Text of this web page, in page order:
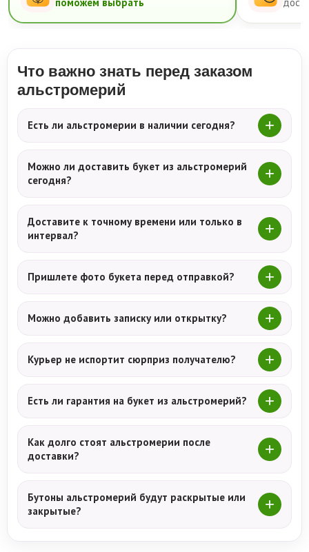
Что важно знать перед заказом
альстромерий
Есть ли альстромерии в наличии сегодня?
Можно ли доставить букет из альстромерий
сегодня?
Доставите к точному времени или только в
интервал?
Пришлете фото букета перед отправкой?
Можно добавить записку или открытку?
Курьер не испортит сюрприз получателю?
Есть ли гарантия на букет из альстромерий?
Как долго стоят альстромерии после
доставки?
Бутоны альстромерий будут раскрытые или
закрытые?